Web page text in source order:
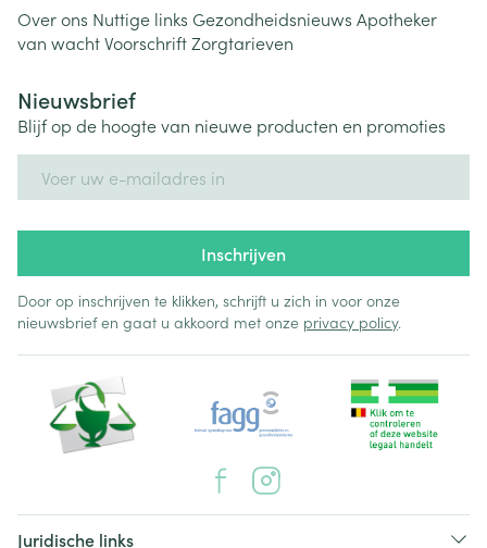
Over ons Nuttige links Gezondheidsnieuws Apotheker
van wachtVoorschriftZorgtarieven
Nieuwsbrief
Blijf op de hoogte van nieuwe producten en promoties
Inschrijven
Door op inschrijven te klikken, schrijft u zich in voor onze
nieuwsbrief en gaat u akkoord met onze privacy policy.
Juridische links